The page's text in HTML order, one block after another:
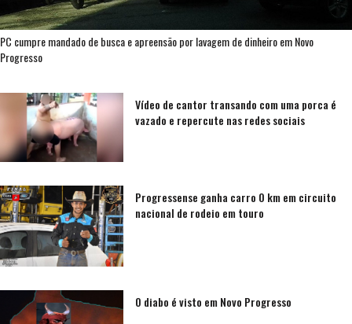
PC cumpre mandado de busca e apreensão por lavagem de dinheiro em Novo
Progresso
Vídeo de cantor transando com uma porca é
vazado e repercute nas redes sociais
Progressense ganha carro 0 km em circuito
nacional de rodeio em touro
O diabo é visto em Novo Progresso